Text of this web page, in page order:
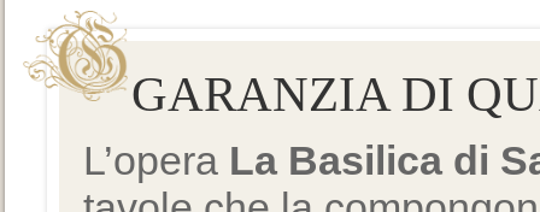
GARANZIA DI
L’opera La Basilica di